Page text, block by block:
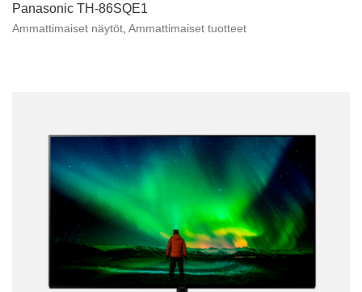
Panasonic TH-86SQE1
Ammattimaiset näytöt Ammattimaiset tuotteet